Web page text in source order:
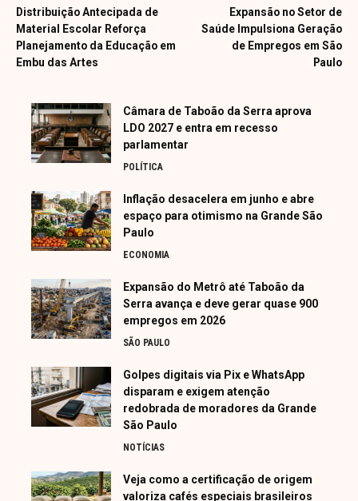
Distribuição Antecipada de
Material Escolar Reforça
Planejamento da Educação em
Embu das Artes
Expansão no Setor de
Saúde Impulsiona Geração
de Empregos em São
Paulo
Câmara de Taboão da Serra aprova
LDO 2027 e entra em recesso
parlamentar
POLÍTICA
Inflação desacelera em junho e abre
espaço para otimismo na Grande São
Paulo
ECONOMIA
Expansão do Metrô até Taboão da
Serra avança e deve gerar quase 900
empregos em 2026
SÃO PAULO
Golpes digitais via Pix e WhatsApp
disparam e exigem atenção
redobrada de moradores da Grande
São Paulo
NOTÍCIAS
Veja como a certificação de origem
valoriza cafés especiais brasileiros